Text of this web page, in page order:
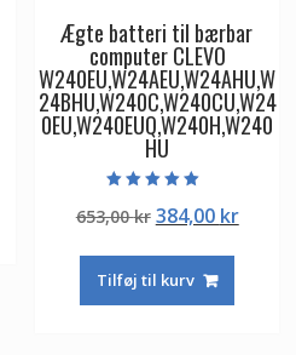
Ægte batteri til bærbar
computer CLEVO
W240EU,W24AEU,W24AHU,W
24BHU,W240C,W240CU,W24
0EU,W240EUQ,W240H,W240
HU
5.00
ud af 5
653,00kr Den
pris
var:
384,00 krDen
Tilføj til kurv